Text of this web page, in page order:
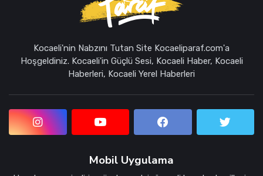
Kocaeli'nin Nabzını Tutan Site Kocaeliparaf.com'a
Hoşgeldiniz. Kocaeli'in Güçlü Sesi, Kocaeli Haber, Kocaeli
Haberleri, Kocaeli Yerel Haberleri
Mobil Uygulama